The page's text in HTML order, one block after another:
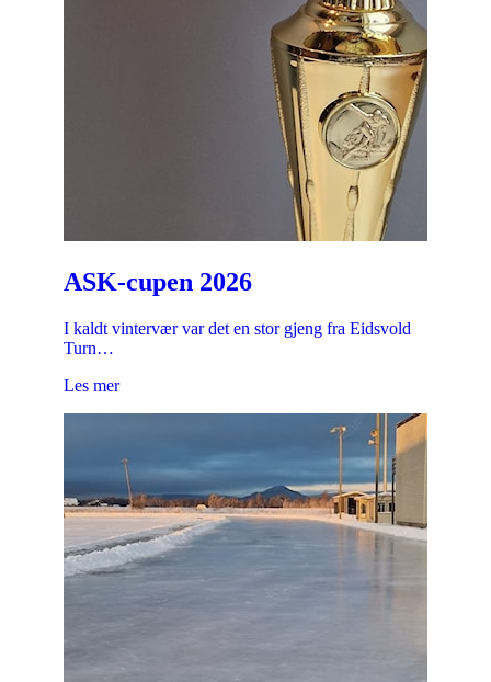
ASK-cupen 2026
I kaldt vintervær var det en stor gjeng fra Eidsvold
Turn…
Les mer